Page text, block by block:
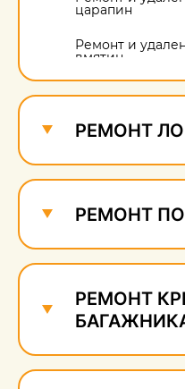
царапин
Ремонт и
вмятин
Ремонт и
РЕМОНТ
РЕМОНТ
РЕМОНТ